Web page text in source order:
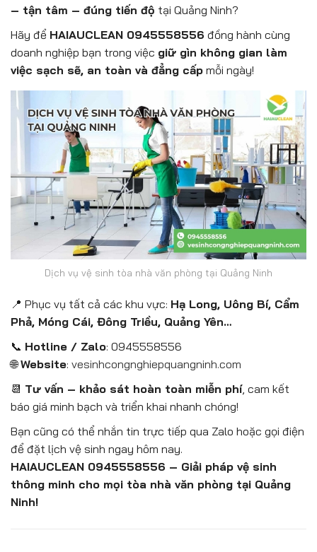
– tận tâm – đúng tiến độ tại Quảng Ninh?
Hãy để HAIAUCLEAN 0945558556 đồng hành cùng
doanh nghiệp bạn trong việc giữ gìn không gian làm
việc sạch sẽ, an toàn và đẳng cấp mỗi ngày!
Dịch vụ vệ sinh tòa nhà văn phòng tại Quảng Ninh
📍 Phục vụ tất cả các khu vực: Hạ Long, Uông Bí, Cẩm
Phả, Móng Cái, Đông Triều, Quảng Yên…
📞 Hotline / Zalo: 0945558556
🌐Website: vesinhcongnghiepquangninh.com
📆 Tư vấn – khảo sát hoàn toàn miễn phí, cam kết
báo giá minh bạch và triển khai nhanh chóng!
Bạn cũng có thể nhắn tin trực tiếp qua Zalo hoặc gọi điện
để đặt lịch vệ sinh ngay hôm nay.
HAIAUCLEAN 0945558556 – Giải pháp vệ sinh
thông minh cho mọi tòa nhà văn phòng tại Quảng
Ninh!